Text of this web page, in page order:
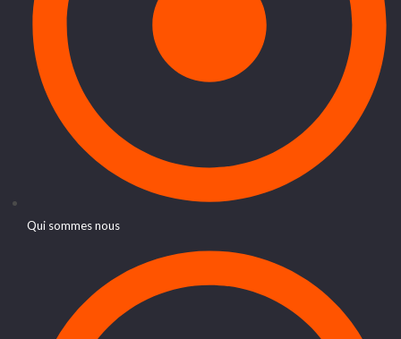
Qui sommes nous